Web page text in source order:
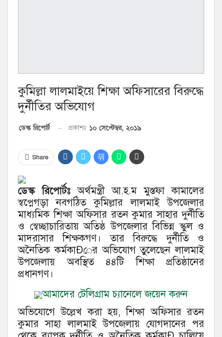
কুমিল্লা লালমাইয়ে শিক্ষা অফিসারের বিরুদ্ধে
দুর্নীতির অভিযোগ
ডেস্ক রিপোর্ট প্রকাশঃ ১০ সেপ্টেম্বর, ২০১৯
Share
ডেস্ক রিপোর্টঃ অর্থমন্ত্রী আ.হ.ম মুস্তফা কামালের
স্বপ্নেগড়া নবগঠিত কুমিল্লার লালমাই উপজেলার
মাধ্যমিক শিক্ষা অফিসার রতন কুমার সাহার দুর্নীতি
ও স্বেচ্ছাচারিতায় অতিষ্ঠ উপজেলার বিভিন্ন স্কুল ও
মাদরাসার শিক্ষকগণ। তার বিরুদ্ধে দুর্নীতি ও
অনৈতিক কর্মকাÐের অভিযোগ তুলেছেন লালমাই
উপজেলায় অবস্থিত ৪৪টি শিক্ষা প্রতিষ্ঠানের
প্রধানগণ।
আমাদের টেলিগ্রাম চ্যানেলে জয়েন করুন
অভিযোগে উল্লেখ করা হয়, শিক্ষা অফিসার রতন
কুমার সাহা লালমাই উপজেলায় যোগদানের পর